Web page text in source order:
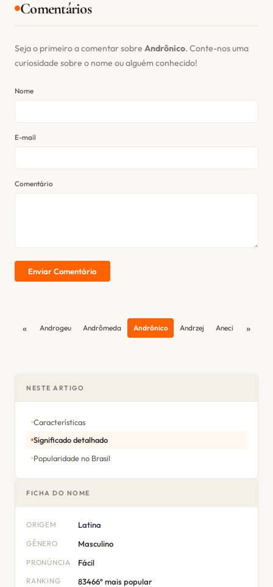
Comentários
Seja o primeiro a comentar sobre Andrônico. Conte-nos uma
curiosidade sobre o nome ou alguém conhecido!
Nome
E-mail
Comentário
Enviar Comentário
« Androgeu Andrômeda Andrônico Andrzej Aneci »
NESTE ARTIGO
Características
Significado detalhado
Popularidade no Brasil
FICHA DO NOME
ORIGEM Latina
GÊNERO Masculino
PRONÚNCIA Fácil
RANKING 83466º mais popular